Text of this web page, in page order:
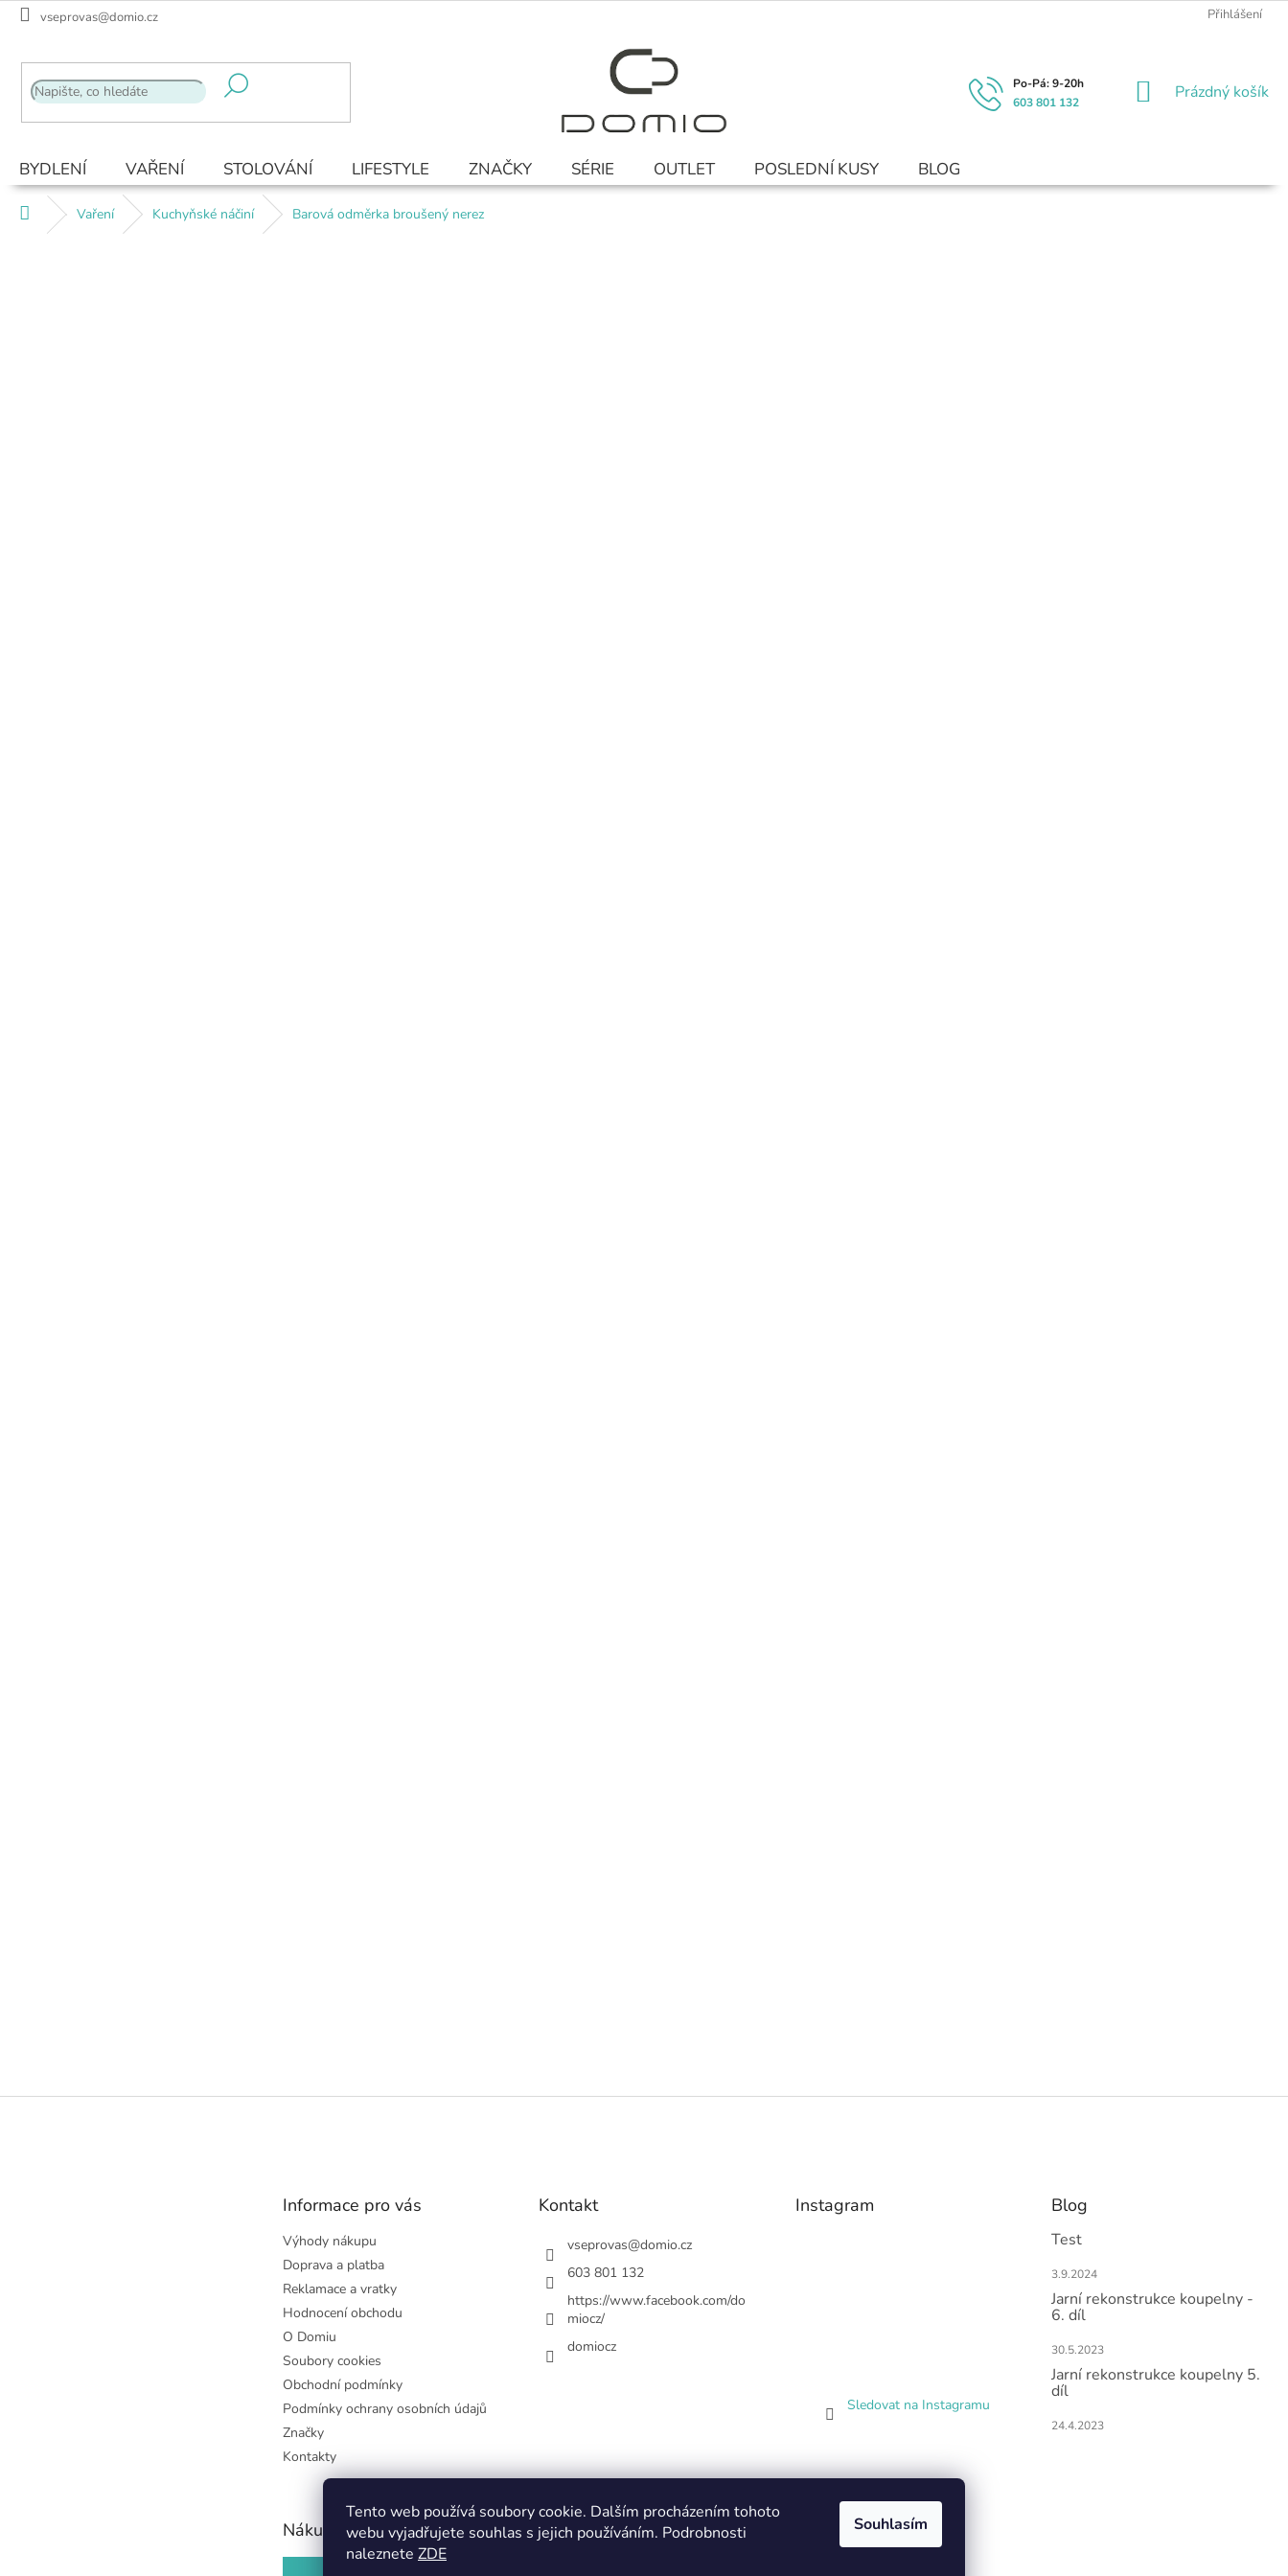
Tento web používá soubory cookie. Dalším procházením tohoto
webu vyjadřujete souhlas s jejich používáním. Podrobnosti
naleznete ZDE
Souhlasím
Přejít
vseprovas@domio.cz Přihlášení
603 801 132
NÁKUPNÍ
Prázdný košík
BYDLENÍ VAŘENÍ STOLOVÁNÍ LIFESTYLE ZNAČKY SÉRIE OUTLET POSLEDNÍ KUSY BLOG
Domů Vaření Kuchyňské náčiní Barová odměrka broušený nerez
Z
Informace pro vás
Výhody nákupu
Doprava a platba
Reklamace a vratky
Hodnocení obchodu
O Domiu
Soubory cookies
Obchodní podmínky
Podmínky ochrany osobních údajů
Značky
Kontakty
Kontakt
vseprovas@domio.cz
603 801 132
https://www.facebook.com/do
miocz/
domiocz
Instagram
Sledovat na Instagramu
Blog
Test
3.9.2024
Jarní rekonstrukce koupelny -
6. díl
30.5.2023
Jarní rekonstrukce koupelny 5.
díl
24.4.2023
Nákupní košík